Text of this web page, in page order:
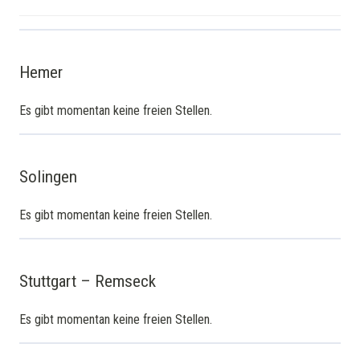
Hemer
Es gibt momentan keine freien Stellen.
Solingen
Es gibt momentan keine freien Stellen.
Stuttgart – Remseck
Es gibt momentan keine freien Stellen.